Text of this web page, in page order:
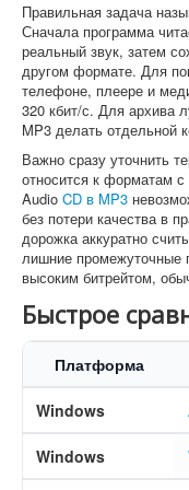
Правильная задача
Сначала программа
реальный звук, затем
другом формате. Для
телефоне, плеере и
320 кбит/с. Для архива
MP3 делать отдельной
Важно сразу уточнить
относится к форматам
Audio CD в MP3
без потери качества в
дорожка аккуратно
лишние промежуточные
высоким битрейтом,
Быстрое
Платформа
Windows
Windows